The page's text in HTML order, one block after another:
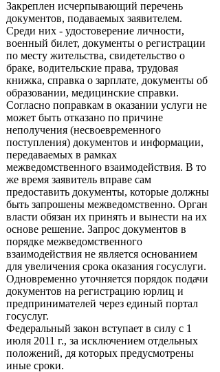
Закреплен исчерпывающий перечень
документов, подаваемых заявителем.
Среди них - удостоверение личности,
военный билет, документы о регистрации
по месту жительства, свидетельство о
браке, водительские права, трудовая
книжка, справка о зарплате, документы об
образовании, медицинские справки.
Согласно поправкам в оказании услуги не
может быть отказано по причине
неполучения (несвоевременного
поступления) документов и информации,
передаваемых в рамках
межведомственного взаимодействия. В то
же время заявитель вправе сам
предоставить документы, которые должны
быть запрошены межведомственно. Орган
власти обязан их принять и вынести на их
основе решение. Запрос документов в
порядке межведомственного
взаимодействия не является основанием
для увеличения срока оказания госуслуги.
Одновременно уточняется порядок подачи
документов на регистрацию юрлиц и
предпринимателей через единый портал
госуслуг.
Федеральный закон вступает в силу с 1
июля 2011 г., за исключением отдельных
положений, дя которых предусмотрены
иные сроки.